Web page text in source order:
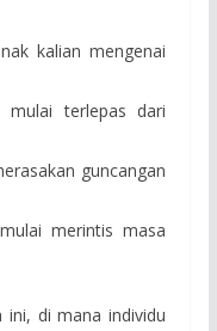
kalian mengenai
mulai terlepas dari
guncangan
merintis masa
ini, di mana individu